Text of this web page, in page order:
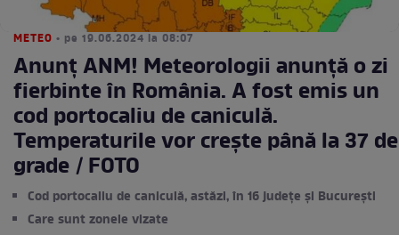
METEO • pe 19.06.2024 la 08:07
Anunț ANM! Meteorologii anunță o zi
fierbinte în România. A fost emis un
cod portocaliu de caniculă.
Temperaturile vor crește până la 37 de
grade / FOTO
Cod portocaliu de caniculă, astăzi, în 16 judeţe şi Bucureşti
Care sunt zonele vizate